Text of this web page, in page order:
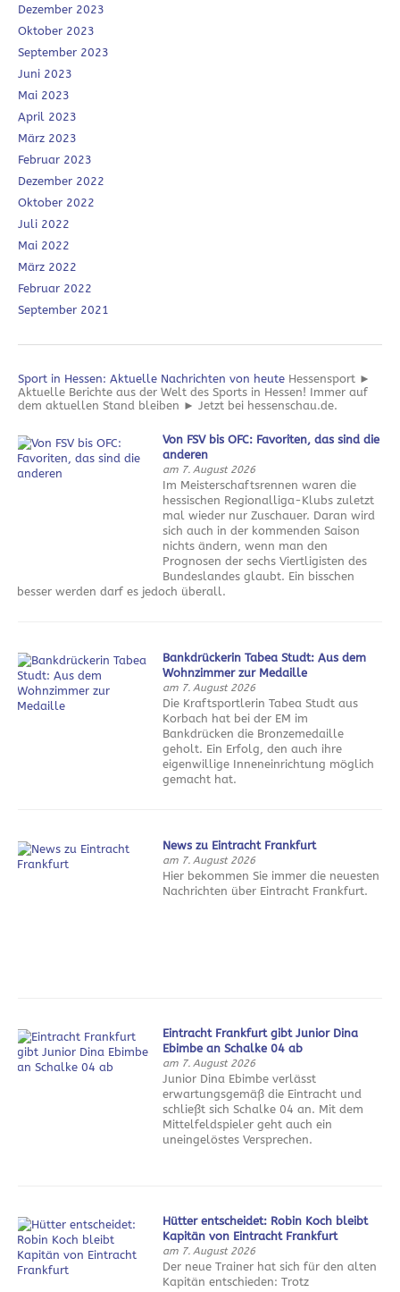
Dezember 2023
Oktober 2023
September 2023
Juni 2023
Mai 2023
April 2023
März 2023
Februar 2023
Dezember 2022
Oktober 2022
Juli 2022
Mai 2022
März 2022
Februar 2022
September 2021
Sport in Hessen: Aktuelle Nachrichten von heute Hessensport ►
Aktuelle Berichte aus der Welt des Sports in Hessen! Immer auf
dem aktuellen Stand bleiben ► Jetzt bei hessenschau.de.
Von FSV bis OFC: Favoriten, das sind die
anderen
am 7. August 2026
Im Meisterschaftsrennen waren die
hessischen Regionalliga-Klubs zuletzt
mal wieder nur Zuschauer. Daran wird
sich auch in der kommenden Saison
nichts ändern, wenn man den
Prognosen der sechs Viertligisten des
Bundeslandes glaubt. Ein bisschen
besser werden darf es jedoch überall.
Bankdrückerin Tabea Studt: Aus dem
Wohnzimmer zur Medaille
am 7. August 2026
Die Kraftsportlerin Tabea Studt aus
Korbach hat bei der EM im
Bankdrücken die Bronzemedaille
geholt. Ein Erfolg, den auch ihre
eigenwillige Inneneinrichtung möglich
gemacht hat.
News zu Eintracht Frankfurt
am 7. August 2026
Hier bekommen Sie immer die neuesten
Nachrichten über Eintracht Frankfurt.
Eintracht Frankfurt gibt Junior Dina
Ebimbe an Schalke 04 ab
am 7. August 2026
Junior Dina Ebimbe verlässt
erwartungsgemäß die Eintracht und
schließt sich Schalke 04 an. Mit dem
Mittelfeldspieler geht auch ein
uneingelöstes Versprechen.
Hütter entscheidet: Robin Koch bleibt
Kapitän von Eintracht Frankfurt
am 7. August 2026
Der neue Trainer hat sich für den alten
Kapitän entschieden: Trotz